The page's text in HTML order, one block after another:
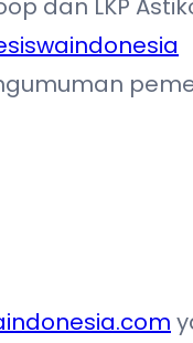
dan LKP